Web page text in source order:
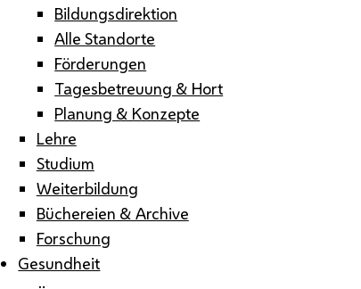
Bildungsdirektion
Alle Standorte
Förderungen
Tagesbetreuung & Hort
Planung & Konzepte
Lehre
Studium
Weiterbildung
Büchereien & Archive
Forschung
Gesundheit